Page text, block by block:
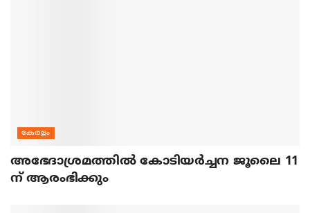
കേരളം
അഭേദാശ്രമത്തില്‍ കോടിയര്‍ച്ചന ജൂലൈ 11
ന് ആരംഭിക്കും